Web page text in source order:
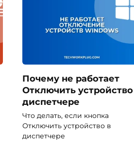
Почему не работает
Отключить
диспетчере
Что делать, если кнопка
Отключить устройство в
диспетчере